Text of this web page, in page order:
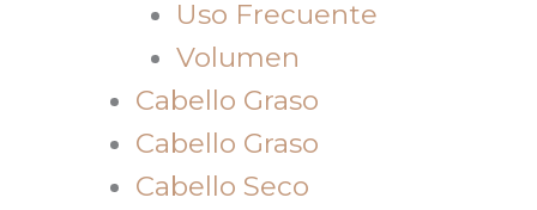
Uso Frecuente
Volumen
Cabello Graso
Cabello Graso
Cabello Seco